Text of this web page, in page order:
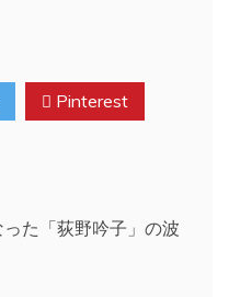
Pinterest